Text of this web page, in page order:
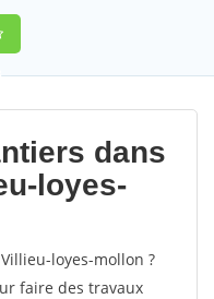
dans
loyes-
loyes-mollon ?
faire des travaux